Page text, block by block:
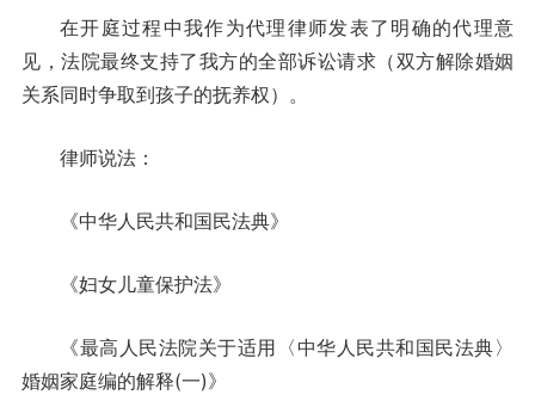
在开庭过程中我作为代理律师发表了明确的代理意
见，法院最终支持了我方的全部诉讼请求（双方解除婚姻
关系同时争取到孩子的抚养权）。
律师说法：
《中华人民共和国民法典》
《妇女儿童保护法》
《最高人民法院关于适用〈中华人民共和国民法典〉
婚姻家庭编的解释(一)》